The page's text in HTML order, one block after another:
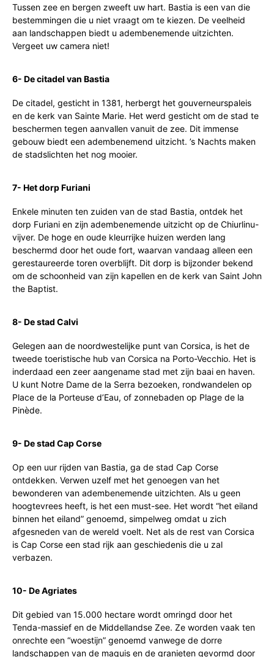
Tussen zee en bergen zweeft uw hart. Bastia is een van die
bestemmingen die u niet vraagt om te kiezen. De veelheid
aan landschappen biedt u adembenemende uitzichten.
Vergeet uw camera niet!
6- De citadel van Bastia
De citadel, gesticht in 1381, herbergt het gouverneurspaleis
en de kerk van Sainte Marie. Het werd gesticht om de stad te
beschermen tegen aanvallen vanuit de zee. Dit immense
gebouw biedt een adembenemend uitzicht. ’s Nachts maken
de stadslichten het nog mooier.
7- Het dorp Furiani
Enkele minuten ten zuiden van de stad Bastia, ontdek het
dorp Furiani en zijn adembenemende uitzicht op de Chiurlinu-
vijver. De hoge en oude kleurrijke huizen werden lang
beschermd door het oude fort, waarvan vandaag alleen een
gerestaureerde toren overblijft. Dit dorp is bijzonder bekend
om de schoonheid van zijn kapellen en de kerk van Saint John
the Baptist.
8- De stad Calvi
Gelegen aan de noordwestelijke punt van Corsica, is het de
tweede toeristische hub van Corsica na Porto-Vecchio. Het is
inderdaad een zeer aangename stad met zijn baai en haven.
U kunt Notre Dame de la Serra bezoeken, rondwandelen op
Place de la Porteuse d’Eau, of zonnebaden op Plage de la
Pinède.
9- De stad Cap Corse
Op een uur rijden van Bastia, ga de stad Cap Corse
ontdekken. Verwen uzelf met het genoegen van het
bewonderen van adembenemende uitzichten. Als u geen
hoogtevrees heeft, is het een must-see. Het wordt “het eiland
binnen het eiland” genoemd, simpelweg omdat u zich
afgesneden van de wereld voelt. Net als de rest van Corsica
is Cap Corse een stad rijk aan geschiedenis die u zal
verbazen.
10- De Agriates
Dit gebied van 15.000 hectare wordt omringd door het
Tenda-massief en de Middellandse Zee. Ze worden vaak ten
onrechte een “woestijn” genoemd vanwege de dorre
landschappen van de maquis en de granieten gevormd door